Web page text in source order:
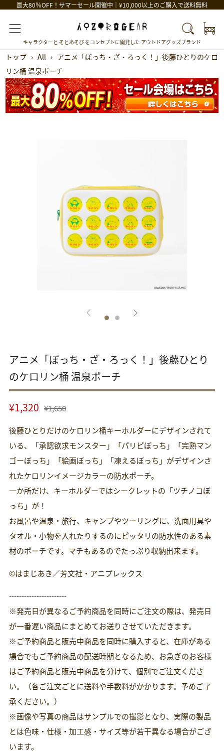
最大80％OFF！サマーセール開催中｜¥10,000以上のご購入で送料無料
Menu Search
キャラクターと そとあそび をコンセプトに開発した アウトドアグッズブランド
トップ › All › アニメ「ぼっち・ざ・ろっく！」後藤ひとりのケロ
リン桶 温泉ポーチ
アニメ「ぼっち・ざ・ろっく！」後藤ひとり
のケロリン桶 温泉ポーチ
通
価
格
¥1,320 セ
ル
価
格
¥1,650
後藤ひとりだけのケロリン桶キーホルダーにデザインされて
いる、「承認欲求モンスター」「パリピぼっち」「完熟マン
ゴーぼっち」「絵画ぼっち」「凍えるぼっち」がデザインさ
れたケロリンイメージカラーの防水ポーチ。
一か所だけ、キーホルダーではシークレットの「ツチノコぼ
っち」が！
お風呂や温泉・旅行、キャンプやツーリングに、洗面用具や
タオル・小物を入れたりするのにピッタリの防水性のある素
材のポーチです。マチもあるのでたっぷり収納出来ます。
©はまじあき／芳文社・アニプレックス
-----------------------
※発売日が異なるご予約商品を同時にご注文の際は、発売日
が一番遅い商品にまとめてお送りさせていただきます。
※ご予約商品と販売中商品を同時に購入すると、在庫がある
場合でもご予約商品の配送時期となるため、お急ぎのお客様
はご予約商品と販売中商品を分けて、個別でご注文くださ
い。（各ご注文ごとに送料や手数料がかかります。予めご了
承ください。）
※画像や写真の商品はサンプルでの撮影となり、実際の製品
とは色味・仕様・加工感・サイズ等が若干異なる場合がござ
います。